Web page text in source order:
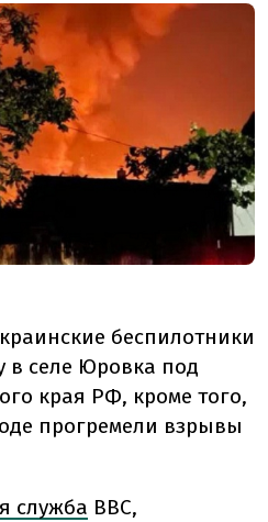
беспилотники
в селе Юровка под
края РФ, кроме того,
прогремели взрывы
служба ВВС,